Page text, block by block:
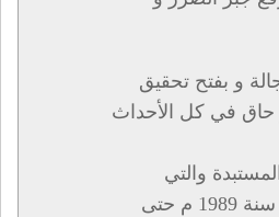
و بفتح تحقيق
في كل الأحداث
والتي
مرست علي منذ سنة 1989 م حتى